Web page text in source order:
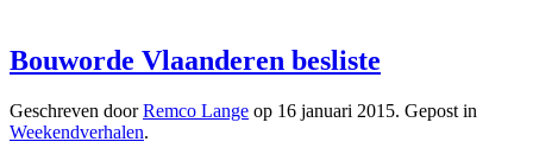
Bouworde Vlaanderen besliste
Geschreven doorRemco Lange op 16 januari 2015. Gepost in
Weekendverhalen.